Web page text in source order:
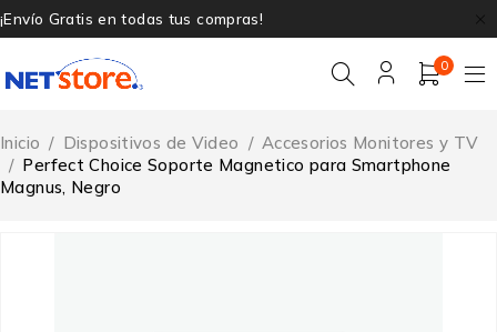
¡Envío Gratis en todas tus compras!
0
Inicio / Dispositivos de Video / Accesorios Monitores y TV
/ Perfect Choice Soporte Magnetico para Smartphone
Magnus, Negro